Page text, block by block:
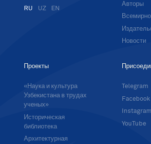
RU UZ EN
Авторы
Новости
Проекты
«Наука и культура
Узбекистана в трудах
ученых»
Историческая
библиотека
Архитектурная
Telegram
Facebook
Instagram
YouTube